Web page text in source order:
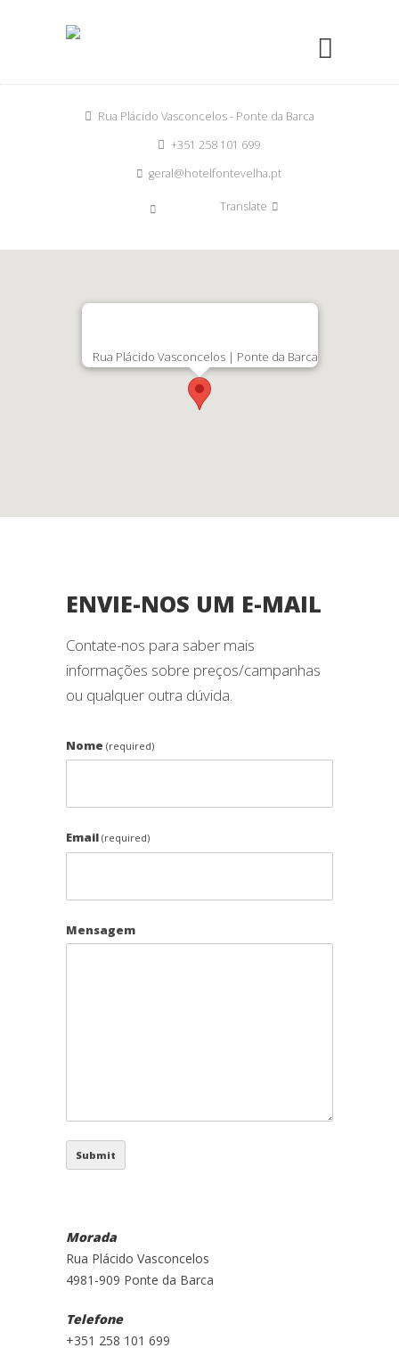
Rua Plácido Vasconcelos - Ponte da Barca
+351 258 101 699
geral@hotelfontevelha.pt
Translate
Rua Plácido Vasconcelos | Ponte da Barca
ENVIE-NOS UM E-MAIL
Contate-nos para saber mais
informações sobre preços/campanhas
ou qualquer outra dúvida.
Nome (required)
Email (required)
Mensagem
Submit
Morada
Rua Plácido Vasconcelos
4981-909 Ponte da Barca
Telefone
+351 258 101 699